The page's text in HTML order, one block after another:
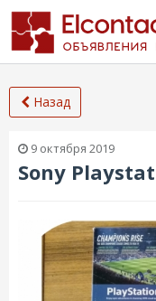
Назад
9 октября 2019
Sony